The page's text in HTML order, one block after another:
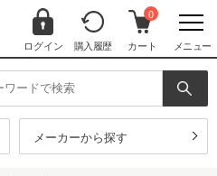
ログイン 購入履歴
0
カート メニュー
メーカーから探す